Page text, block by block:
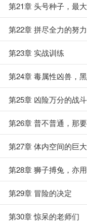
第21章 头号种子，最
第22章 拼尽全力的努力
第23章 实战训练
第24章 毒属性凶兽，
第25章 凶险万分的战斗
第26章 普不普通，那要
第27章 体内空间的巨
第28章 狮子搏兔，亦用
第29章 冒险的决定
第30章 惊呆的老师们